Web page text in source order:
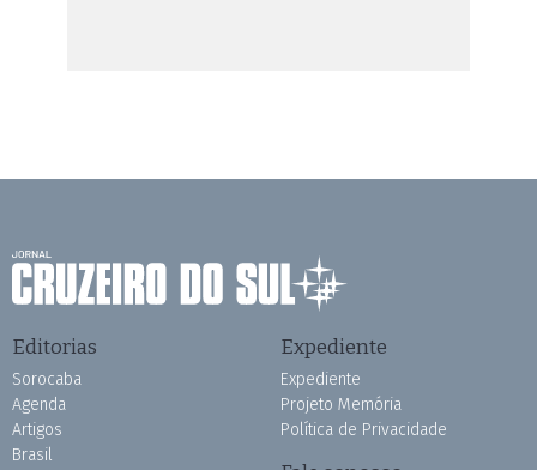
Editorias
Sorocaba
Agenda
Artigos
Brasil
Expediente
Expediente
Projeto Memória
Política de Privacidade